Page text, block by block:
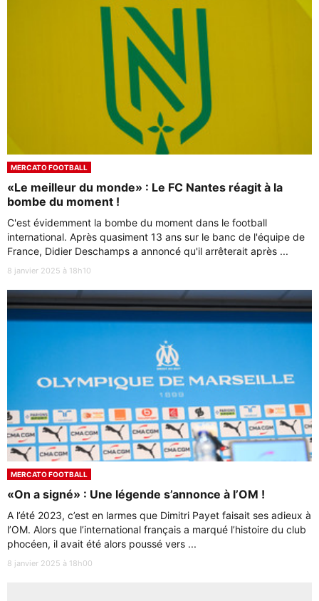
MERCATO FOOTBALL
«Le meilleur du monde» : Le FC Nantes réagit à la
bombe du moment !
C'est évidemment la bombe du moment dans le football
international. Après quasiment 13 ans sur le banc de l'équipe de
France, Didier Deschamps a annoncé qu'il arrêterait après ...
8 janvier 2025 à 18h10
MERCATO FOOTBALL
«On a signé» : Une légende s’annonce à l’OM !
A l’été 2023, c’est en larmes que Dimitri Payet faisait ses adieux à
l’OM. Alors que l’international français a marqué l’histoire du club
phocéen, il avait été alors poussé vers ...
8 janvier 2025 à 18h00